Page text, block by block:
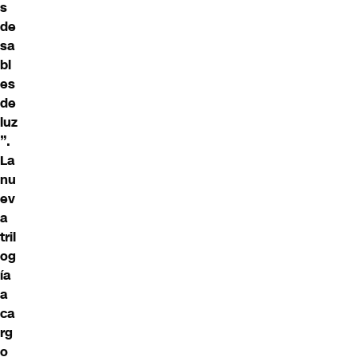
s
de
sa
bl
es
de
luz
”.
La
nu
ev
a
tril
og
ía
a
ca
rg
o